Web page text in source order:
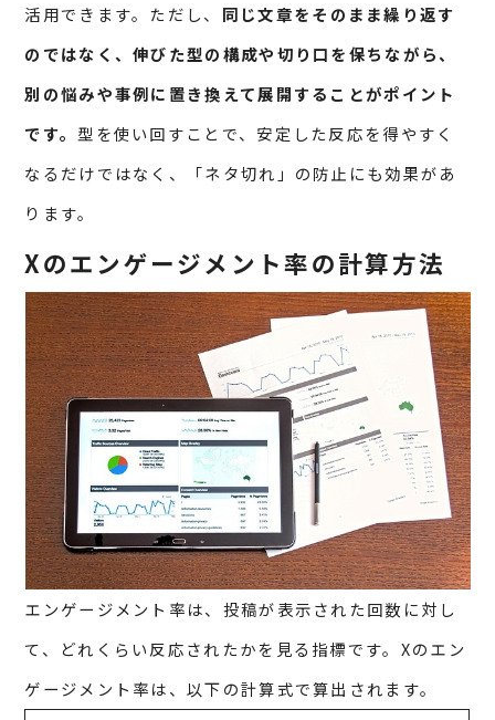
活用できます。ただし、 同じ文章をそのまま繰り返す
のではなく、伸びた型の構成や切り口を保ちながら、
別の悩みや事例に置き換えて展開することがポイント
です。 型を使い回すことで、安定した反応を得やすく
なるだけではなく、「ネタ切れ」の防止にも効果があ
ります。
Xのエンゲージメント率の計算方法
エンゲージメント率は、投稿が表示された回数に対し
て、どれくらい反応されたかを見る指標です。Xのエン
ゲージメント率は、以下の計算式で算出されます。